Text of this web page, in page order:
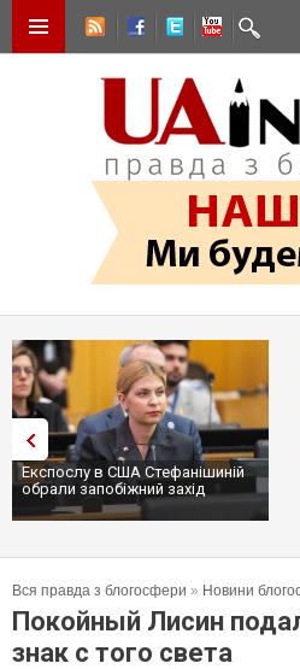
Експослу в США Стефанішиній
обрали запобіжний захід
Вся правда з блогосфери » Новини
Покойный Лисин
знак с того света